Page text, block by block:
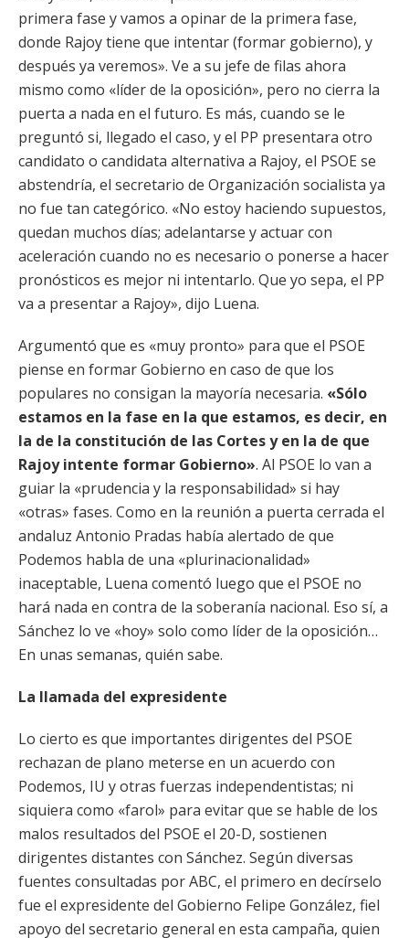
primera fase y vamos a opinar de la primera fase,
donde Rajoy tiene que intentar (formar gobierno), y
después ya veremos». Ve a su jefe de filas ahora
mismo como «líder de la oposición», pero no cierra la
puerta a nada en el futuro. Es más, cuando se le
preguntó si, llegado el caso, y el PP presentara otro
candidato o candidata alternativa a Rajoy, el PSOE se
abstendría, el secretario de Organización socialista ya
no fue tan categórico. «No estoy haciendo supuestos,
quedan muchos días; adelantarse y actuar con
aceleración cuando no es necesario o ponerse a hacer
pronósticos es mejor ni intentarlo. Que yo sepa, el PP
va a presentar a Rajoy», dijo Luena.
Argumentó que es «muy pronto» para que el PSOE
piense en formar Gobierno en caso de que los
populares no consigan la mayoría necesaria. «Sólo
estamos en la fase en la que estamos, es decir, en
la de la constitución de las Cortes y en la de que
Rajoy intente formar Gobierno». Al PSOE lo van a
guiar la «prudencia y la responsabilidad» si hay
«otras» fases. Como en la reunión a puerta cerrada el
andaluz Antonio Pradas había alertado de que
Podemos habla de una «plurinacionalidad»
inaceptable, Luena comentó luego que el PSOE no
hará nada en contra de la soberanía nacional. Eso sí, a
Sánchez lo ve «hoy» solo como líder de la oposición…
En unas semanas, quién sabe.
La llamada del expresidente
Lo cierto es que importantes dirigentes del PSOE
rechazan de plano meterse en un acuerdo con
Podemos, IU y otras fuerzas independentistas; ni
siquiera como «farol» para evitar que se hable de los
malos resultados del PSOE el 20-D, sostienen
dirigentes distantes con Sánchez. Según diversas
fuentes consultadas por ABC, el primero en decírselo
fue el expresidente del Gobierno Felipe González, fiel
apoyo del secretario general en esta campaña, quien